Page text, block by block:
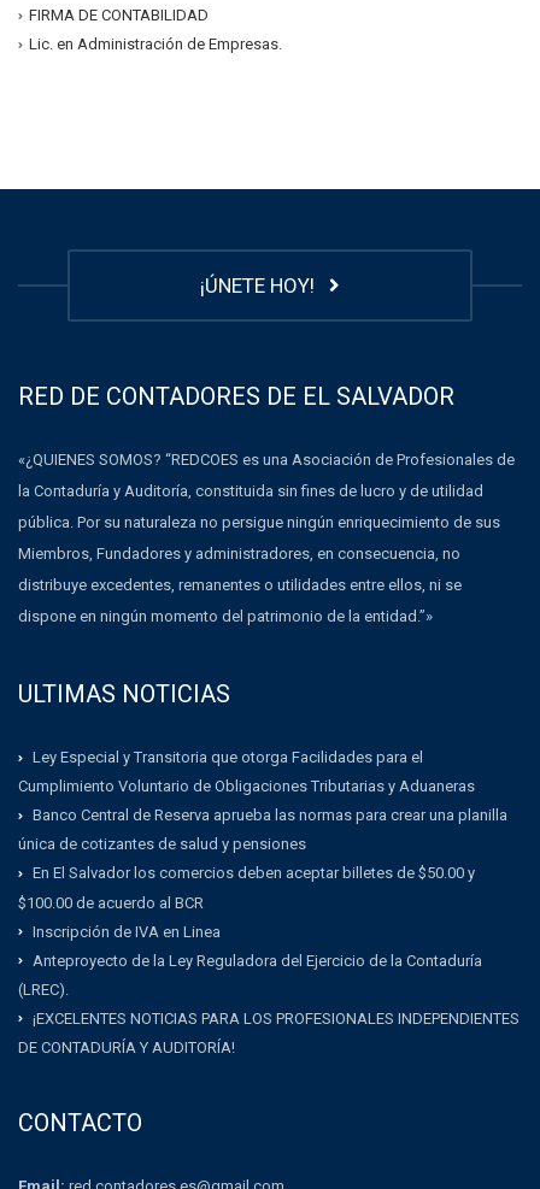
FIRMA DE CONTABILIDAD
Lic. en Administración de Empresas.
¡ÚNETE HOY!
RED DE CONTADORES DE EL SALVADOR
«¿QUIENES SOMOS? “REDCOES es una Asociación de Profesionales de
la Contaduría y Auditoría, constituida sin fines de lucro y de utilidad
pública. Por su naturaleza no persigue ningún enriquecimiento de sus
Miembros, Fundadores y administradores, en consecuencia, no
distribuye excedentes, remanentes o utilidades entre ellos, ni se
dispone en ningún momento del patrimonio de la entidad.”»
ULTIMAS NOTICIAS
Ley Especial y Transitoria que otorga Facilidades para el
Cumplimiento Voluntario de Obligaciones Tributarias y Aduaneras
Banco Central de Reserva aprueba las normas para crear una planilla
única de cotizantes de salud y pensiones
En El Salvador los comercios deben aceptar billetes de $50.00 y
$100.00 de acuerdo al BCR
Inscripción de IVA en Linea
Anteproyecto de la Ley Reguladora del Ejercicio de la Contaduría
(LREC).
¡EXCELENTES NOTICIAS PARA LOS PROFESIONALES INDEPENDIENTES
DE CONTADURÍA Y AUDITORÍA!
CONTACTO